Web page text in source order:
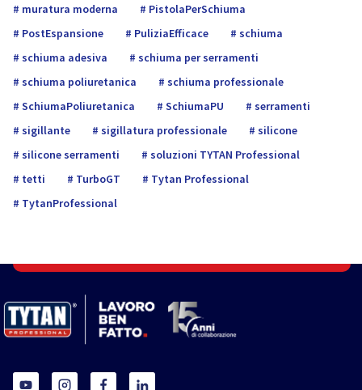
muratura moderna
PistolaPerSchiuma
PostEspansione
PuliziaEfficace
schiuma
schiuma adesiva
schiuma per serramenti
schiuma poliuretanica
schiuma professionale
SchiumaPoliuretanica
SchiumaPU
serramenti
sigillante
sigillatura professionale
silicone
silicone serramenti
soluzioni TYTAN Professional
tetti
TurboGT
Tytan Professional
TytanProfessional